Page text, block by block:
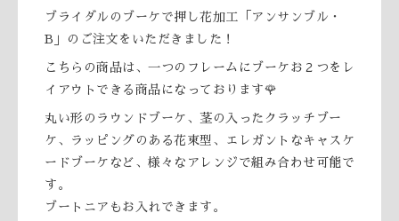
ブライダルのブーケで押し花加工「アンサンブル・
B」のご注文をいただきました！
こちらの商品は、一つのフレームにブーケお２つをレ
イアウトできる商品になっております🌹
丸い形のラウンドブーケ、茎の入ったクラッチブー
ケ、ラッピングのある花束型、エレガントなキャスケ
ードブーケなど、様々なアレンジで組み合わせ可能で
す。
ブートニアもお入れできます。